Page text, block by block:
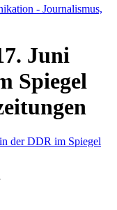
- Journalismus,
Juni
Spiegel